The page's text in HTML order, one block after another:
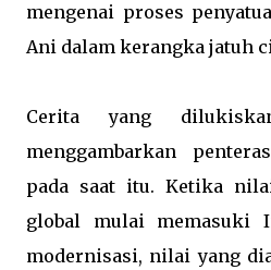
mengenai proses
Ani dalam kerangka jatuh
Cerita yang
menggambarkan
pada saat itu. Ketika
global mulai memasuki
modernisasi, nilai yang